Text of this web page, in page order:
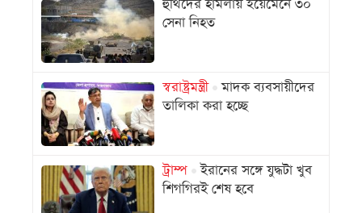
হুথিদের হামলায় ইয়েমেনে ৩০
সেনা নিহত
স্বরাষ্ট্রমন্ত্রী
মাদক ব্যবসায়ীদের
তালিকা করা হচ্ছে
ট্রাম্প
ইরানের সঙ্গে যুদ্ধটা খুব
শিগগিরই শেষ হবে